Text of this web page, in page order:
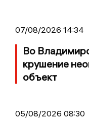
07/08/2026 14:34
Во
крушение
объект
05/08/2026 08:30